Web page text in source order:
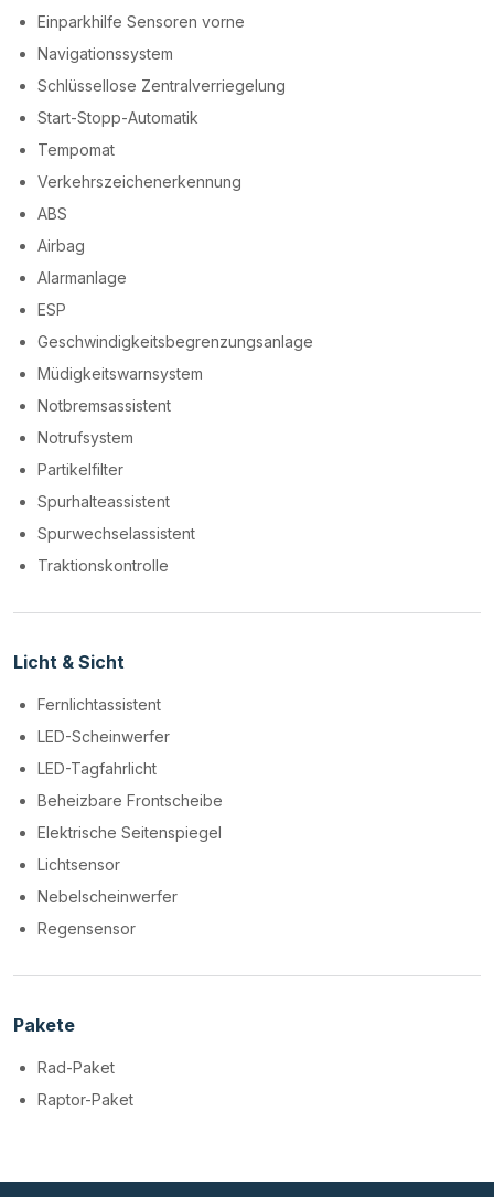
Einparkhilfe Sensoren vorne
Navigationssystem
Schlüssellose Zentralverriegelung
Start-Stopp-Automatik
Tempomat
Verkehrszeichenerkennung
ABS
Airbag
Alarmanlage
ESP
Geschwindigkeitsbegrenzungsanlage
Müdigkeitswarnsystem
Notbremsassistent
Notrufsystem
Partikelfilter
Spurhalteassistent
Spurwechselassistent
Traktionskontrolle
Licht & Sicht
Fernlichtassistent
LED-Scheinwerfer
LED-Tagfahrlicht
Beheizbare Frontscheibe
Elektrische Seitenspiegel
Lichtsensor
Nebelscheinwerfer
Regensensor
Pakete
Rad-Paket
Raptor-Paket